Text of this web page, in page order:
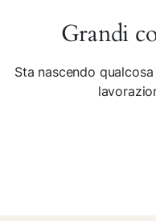
Grandi
Sta nascendo